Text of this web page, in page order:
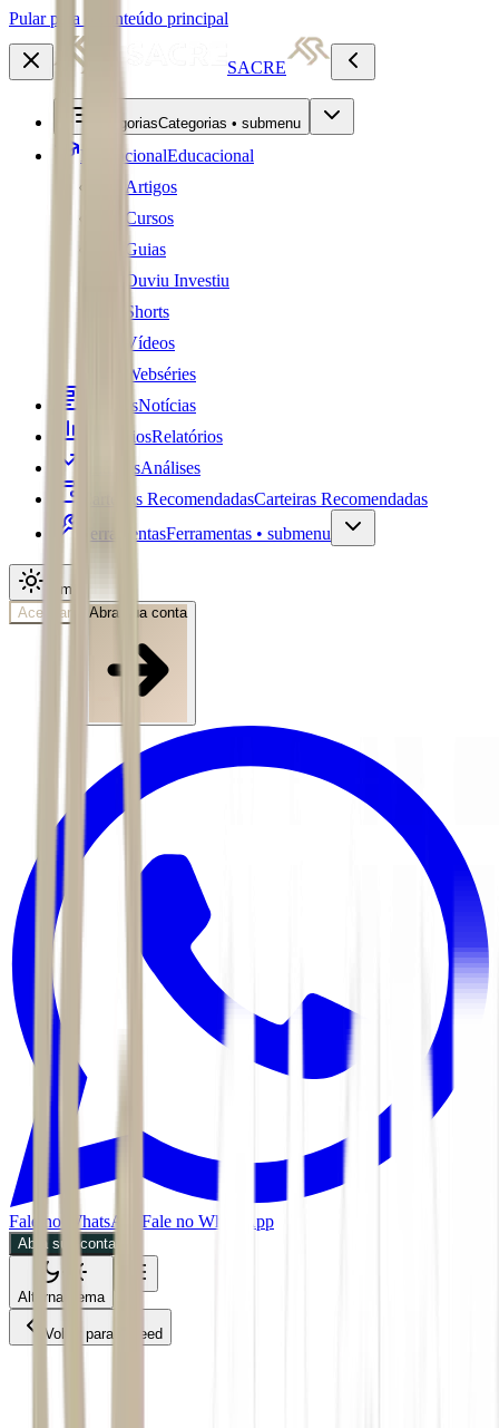
Pular para o conteúdo principal
SACRE
CategoriasCategorias • submenu
EducacionalEducacional
Artigos
Cursos
Guias
Ouviu Investiu
Shorts
Vídeos
Webséries
NotíciasNotícias
RelatóriosRelatórios
AnálisesAnálises
Carteiras RecomendadasCarteiras Recomendadas
FerramentasFerramentas • submenu
Tema
Acessar
Abra sua conta
Fale no WhatsApp Fale no WhatsApp
Abra sua conta
Alternar tema
Voltar para o Feed